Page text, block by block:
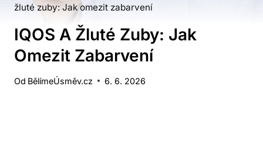
žluté zuby: Jak omezit zabarvení
IQOS A Žluté Zuby: Jak
Omezit Zabarvení
Od BělímeÚsměv.cz 6. 6. 2026